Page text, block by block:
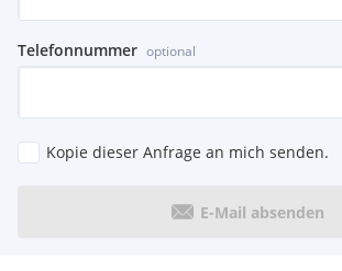
Telefonnummer optional
Kopie dieser Anfrage an mich senden.
E-Mail absenden